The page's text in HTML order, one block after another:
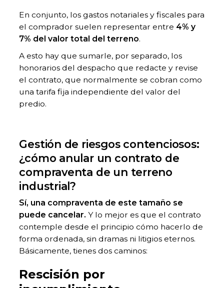
En conjunto, los gastos notariales y fiscales para
el comprador suelen representar entre 4% y
7% del valor total del terreno.
A esto hay que sumarle, por separado, los
honorarios del despacho que redacte y revise
el contrato, que normalmente se cobran como
una tarifa fija independiente del valor del
predio.
Gestión de riesgos contenciosos:
¿cómo anular un contrato de
compraventa de un terreno
industrial?
Sí, una compraventa de este tamaño se
puede cancelar. Y lo mejor es que el contrato
contemple desde el principio cómo hacerlo de
forma ordenada, sin dramas ni litigios eternos.
Básicamente, tienes dos caminos:
Rescisión por